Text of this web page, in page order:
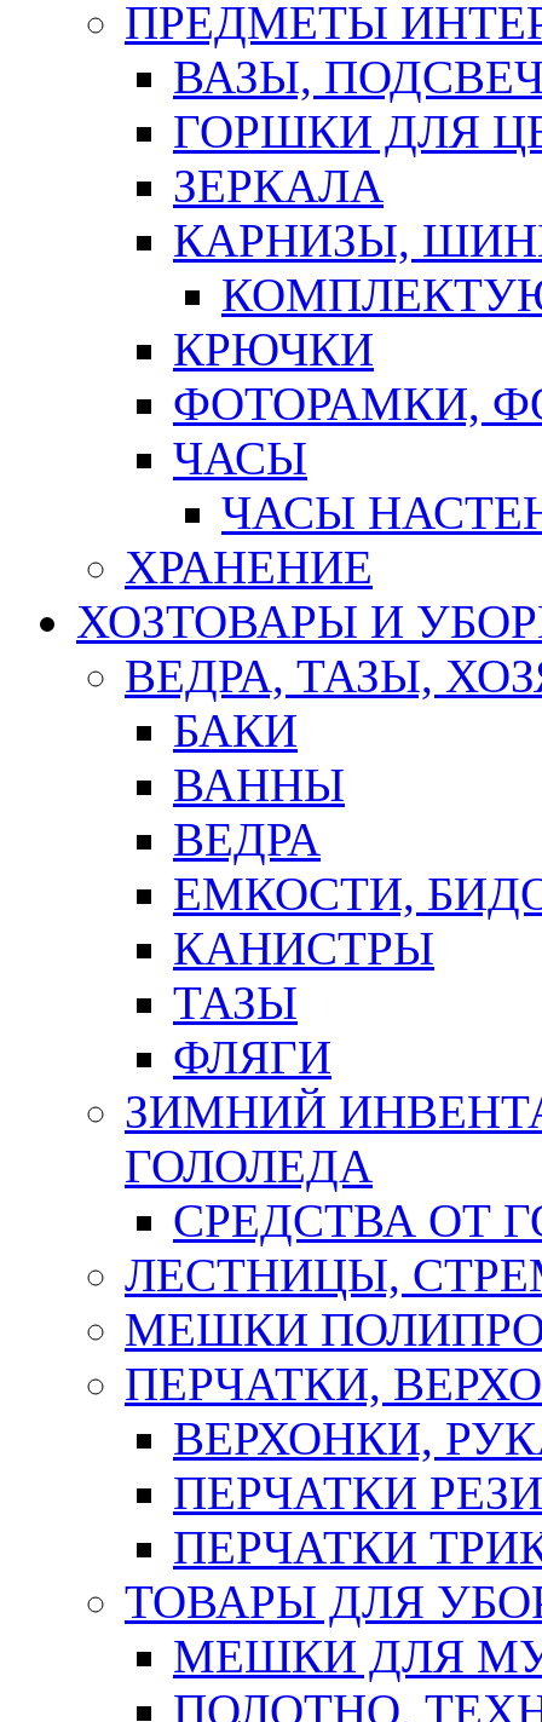
ПРЕДМЕТЫ
ВАЗЫ,
ГОРШКИ ДЛЯ
ЗЕРКАЛА
КАРНИЗЫ,
КРЮЧКИ
ФОТОРАМКИ,
ЧАСЫ
ЧАСЫ
ХРАНЕНИЕ
ХОЗТОВАРЫ И
ВЕДРА, ТАЗЫ,
БАКИ
ВАННЫ
ВЕДРА
ЕМКОСТИ,
КАНИСТРЫ
ТАЗЫ
ФЛЯГИ
ЗИМНИЙ
ГОЛОЛЕДА
СРЕДСТВА ОТ
ЛЕСТНИЦЫ,
МЕШКИ
ПЕРЧАТКИ,
ВЕРХОНКИ,
ПЕРЧАТКИ
ПЕРЧАТКИ
ТОВАРЫ ДЛЯ
МЕШКИ ДЛЯ
ПОЛОТНО,